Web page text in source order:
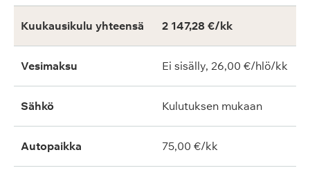
Kuukausikulu yhteensä 2 147,28 €/kk
Vesimaksu Ei sisälly, 26,00 €/hlö/kk
Sähkö Kulutuksen mukaan
Autopaikka 75,00 €/kk